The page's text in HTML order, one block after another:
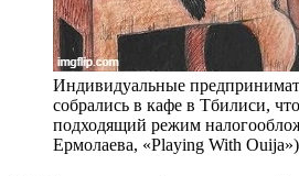
Индивидуальные
собрались в кафе в Тбилиси,
подходящий режим
Ермолаева, «Playing With Ouija»)